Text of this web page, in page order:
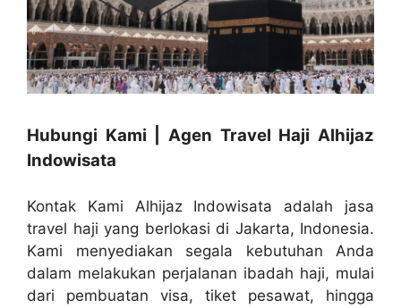
Hubungi Kami | Agen Travel Haji Alhijaz
Indowisata
Kontak Kami Alhijaz Indowisata adalah jasa
travel haji yang berlokasi di Jakarta, Indonesia.
Kami menyediakan segala kebutuhan Anda
dalam melakukan perjalanan ibadah haji, mulai
dari pembuatan visa, tiket pesawat, hingga